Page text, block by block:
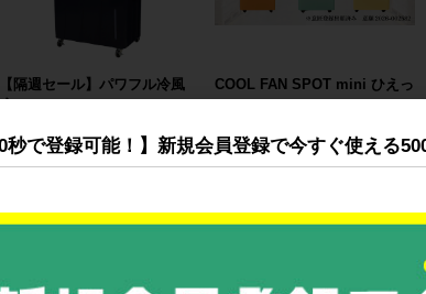
【隔週セール】パワフル冷風
76,800円
COOL FAN SPOT mini ひえっ
328,000円〜
秒で登録可能！】新規会員登録で今すぐ使える